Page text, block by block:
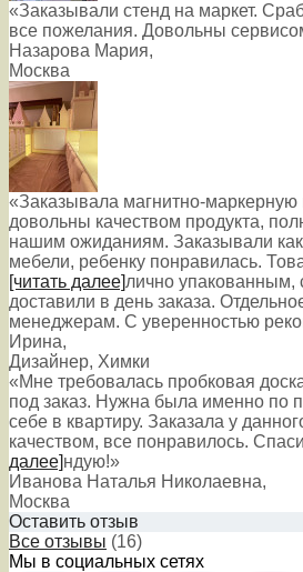
«Заказывали стенд на маркет.
все пожелания. Довольны
Назарова Мария,
Москва
«Заказывала магнитно-маркерную
довольны качеством продукта,
нашим ожиданиям. Заказывали как
мебели, ребенку понравилась.
[читать далее]лично упакованным,
доставили в день заказа.
менеджерам. С уверенностью
Ирина,
Дизайнер, Химки
«Мне требовалась пробковая
под заказ. Нужна была именно по
себе в квартиру. Заказала у
качеством, все понравилось.
далее]ндую!»
Иванова Наталья Николаевна,
Москва
Оставить отзыв
Все отзывы (16)
Мы в социальных сетях